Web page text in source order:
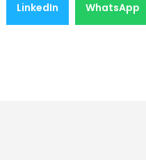
LinkedIn WhatsApp